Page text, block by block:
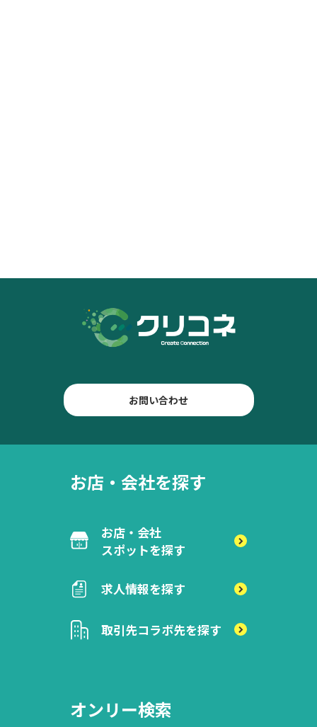
お問い合わせ
お店・会社を探す
お店・会社
スポットを探す
求人情報を探す
取引先コラボ先を探す
オンリー検索